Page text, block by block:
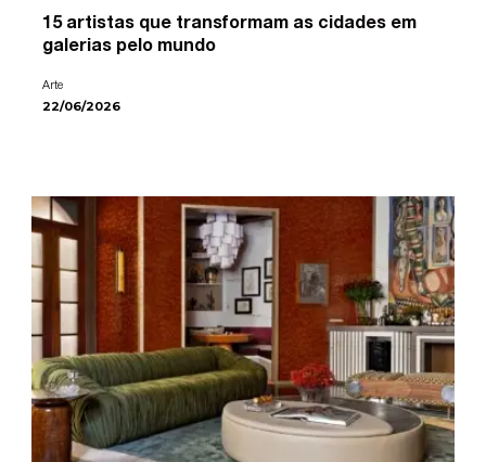
15 artistas que transformam as cidades em
galerias pelo mundo
Arte
22/06/2026